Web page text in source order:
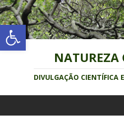
Abrir a barra
NATUREZA
DIVULGAÇÃO CIENTÍFICA